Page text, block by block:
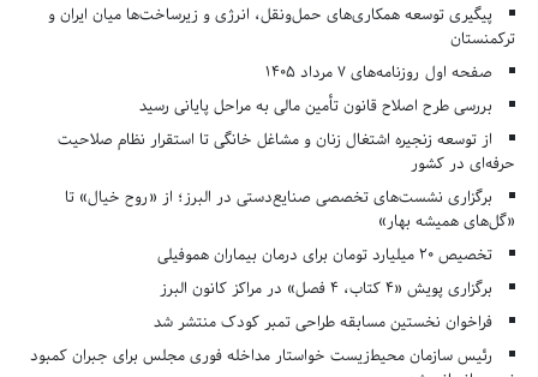
پیگیری توسعه همکاری‌های حمل‌ونقل، انرژی و زیرساخت‌ها میان ایران و
ترکمنستان
صفحه اول روزنامه‌های 7 مرداد 1405
بررسی طرح اصلاح قانون تأمین مالی به مراحل پایانی رسید
از توسعه زنجیره اشتغال زنان و مشاغل خانگی تا استقرار نظام صلاحیت
حرفه‌ای در کشور
برگزاری نشست‌های تخصصی صنایع‌دستی در البرز؛ از «روح خیال» تا
«گل‌های همیشه بهار»
تخصیص ۲۰ میلیارد تومان برای درمان بیماران هموفیلی
برگزاری پویش «۴ کتاب، ۴ فصل» در مراکز کانون البرز
فراخوان نخستین مسابقه طراحی تمبر کودک منتشر شد
رئیس سازمان محیط‌زیست خواستار مداخله فوری مجلس برای جبران کمبود